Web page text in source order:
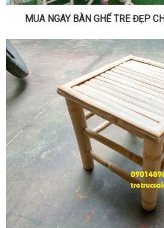
MUA NGAY BÀN GHẾ TRE ĐẸP